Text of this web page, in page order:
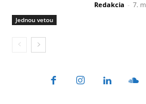
Jednou vetou
Redakcia - 7.